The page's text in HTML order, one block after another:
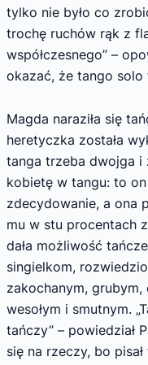
tylko nie było co
trochę ruchów rąk z
współczesnego” –
okazać, że tango
Magda naraziła się
heretyczka została
tanga trzeba dwojga i
kobietę w tangu: to on
zdecydowanie, a ona
mu w stu procentach
dała możliwość
singielkom,
zakochanym,
wesołym i smutnym.
tańczy” – powiedział
się na rzeczy, bo